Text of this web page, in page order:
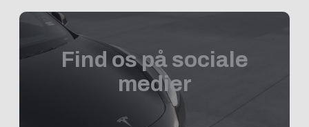
Find os på sociale
medier